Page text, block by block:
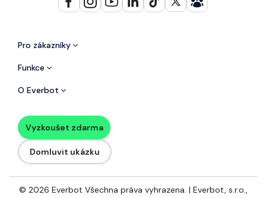
Pro zákazníky
Funkce
O Everbot
Vyzkoušet zdarma
Domluvit ukázku
© 2026 Everbot Všechna práva vyhrazena. | Everbot, s.r.o.,